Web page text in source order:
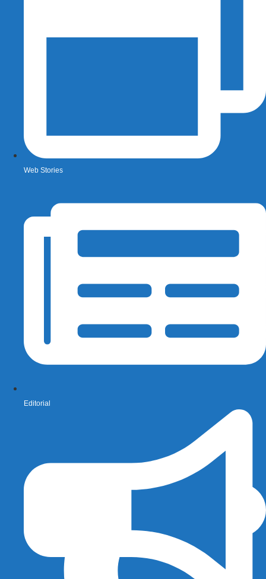
Web Stories
Editorial